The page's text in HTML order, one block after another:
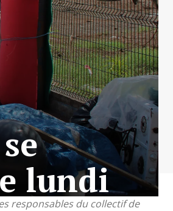
responsables du collectif de
lundi